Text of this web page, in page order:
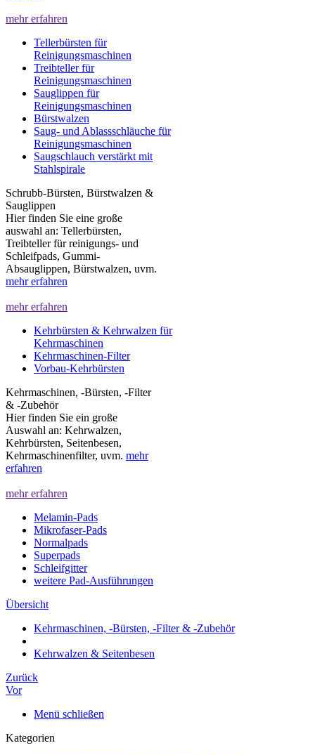
mehr erfahren
Tellerbürsten für
Reinigungsmaschinen
Treibteller für
Reinigungsmaschinen
Sauglippen für
Reinigungsmaschinen
Bürstwalzen
Saug- und Ablassschläuche für
Reinigungsmaschinen
Saugschlauch verstärkt mit
Stahlspirale
Schrubb-Bürsten, Bürstwalzen &
Sauglippen
Hier finden Sie eine große
auswahl an: Tellerbürsten,
Treibteller für reinigungs- und
Schleifpads, Gummi-
Absauglippen, Bürstwalzen, uvm.
mehr erfahren
mehr erfahren
Kehrbürsten & Kehrwalzen für
Kehrmaschinen
Kehrmaschinen-Filter
Vorbau-Kehrbürsten
Kehrmaschinen, -Bürsten, -Filter
& -Zubehör
Hier finden Sie ein große
Auswahl an: Kehrwalzen,
Kehrbürsten, Seitenbesen,
Kehrmaschinenfilter, uvm. mehr
erfahren
mehr erfahren
Melamin-Pads
Mikrofaser-Pads
Normalpads
Superpads
Schleifgitter
weitere Pad-Ausführungen
Übersicht
Kehrmaschinen, -Bürsten, -Filter & -Zubehör
Kehrwalzen & Seitenbesen
Zurück
Vor
Menü schließen
Kategorien